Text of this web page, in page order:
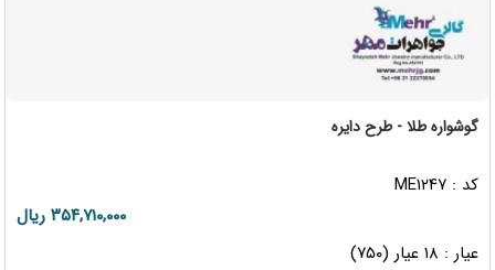
گوشواره طلا - طرح دایره
کد : ME۱۲۴۷
۳۵۴,۷۱۰,۰۰۰ ریال
عیار : ۱۸ عیار (۷۵۰)